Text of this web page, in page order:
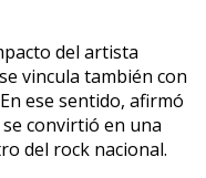
del artista
vincula también con
ese sentido, afirmó
convirtió en una
del rock nacional.